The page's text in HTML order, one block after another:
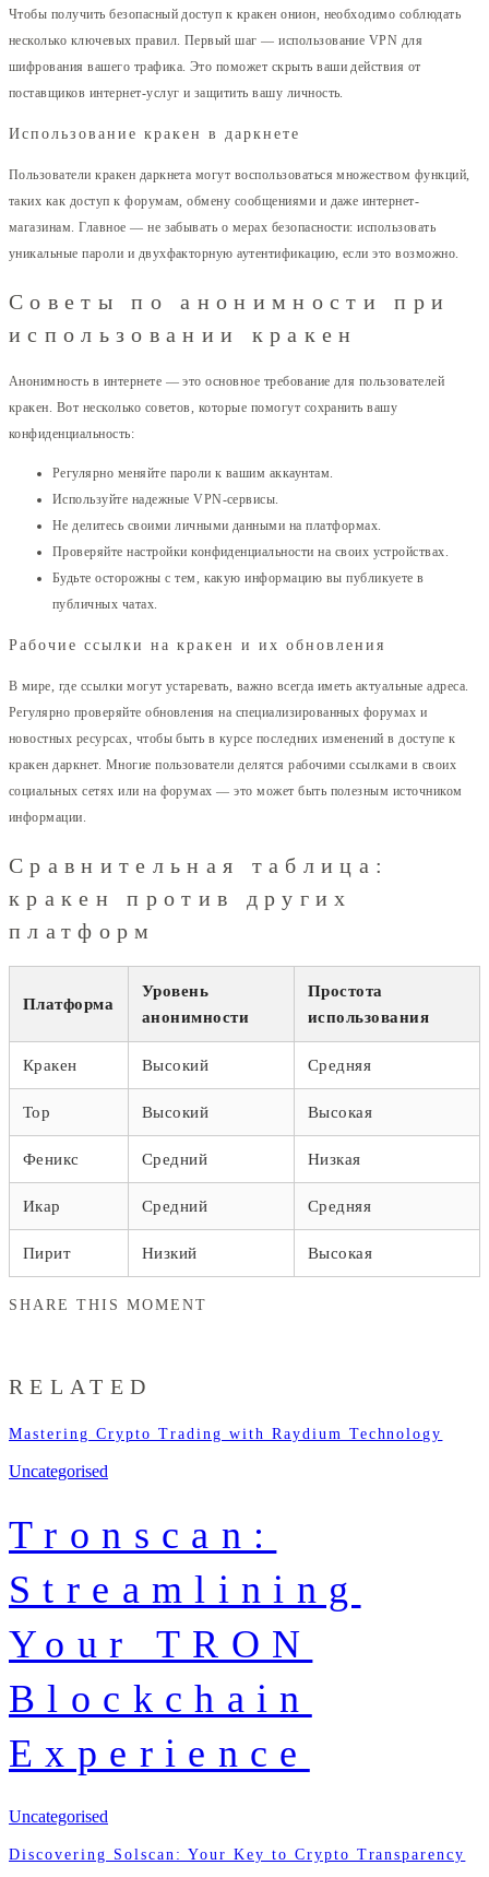
Чтобы получить безопасный доступ к кракен онион, необходимо соблюдать
несколько ключевых правил. Первый шаг — использование VPN для
шифрования вашего трафика. Это поможет скрыть ваши действия от
поставщиков интернет-услуг и защитить вашу личность.
Использование кракен в даркнете
Пользователи кракен даркнета могут воспользоваться множеством функций,
таких как доступ к форумам, обмену сообщениями и даже интернет-
магазинам. Главное — не забывать о мерах безопасности: использовать
уникальные пароли и двухфакторную аутентификацию, если это возможно.
Советы по анонимности при
использовании кракен
Анонимность в интернете — это основное требование для пользователей
кракен. Вот несколько советов, которые помогут сохранить вашу
конфиденциальность:
Регулярно меняйте пароли к вашим аккаунтам.
Используйте надежные VPN-сервисы.
Не делитесь своими личными данными на платформах.
Проверяйте настройки конфиденциальности на своих устройствах.
Будьте осторожны с тем, какую информацию вы публикуете в
публичных чатах.
Рабочие ссылки на кракен и их обновления
В мире, где ссылки могут устаревать, важно всегда иметь актуальные адреса.
Регулярно проверяйте обновления на специализированных форумах и
новостных ресурсах, чтобы быть в курсе последних изменений в доступе к
кракен даркнет. Многие пользователи делятся рабочими ссылками в своих
социальных сетях или на форумах — это может быть полезным источником
информации.
Сравнительная таблица:
кракен против других
платформ
Платформа
Уровень
анонимности
Простота
использования
Кракен Высокий Средняя
Тор Высокий Высокая
Феникс Средний Низкая
Икар Средний Средняя
Пирит Низкий Высокая
SHARE THIS MOMENT
RELATED
Mastering Crypto Trading with Raydium Technology
Uncategorised
Tronscan:
Streamlining
Your TRON
Blockchain
Experience
Uncategorised
Discovering Solscan: Your Key to Crypto Transparency